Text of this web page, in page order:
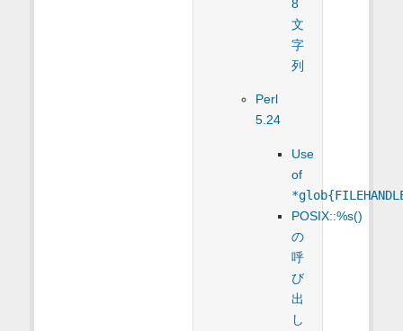
8
文
字
列
Perl
5.24
Use
of
POSIX::%s()
の
呼
び
出
し